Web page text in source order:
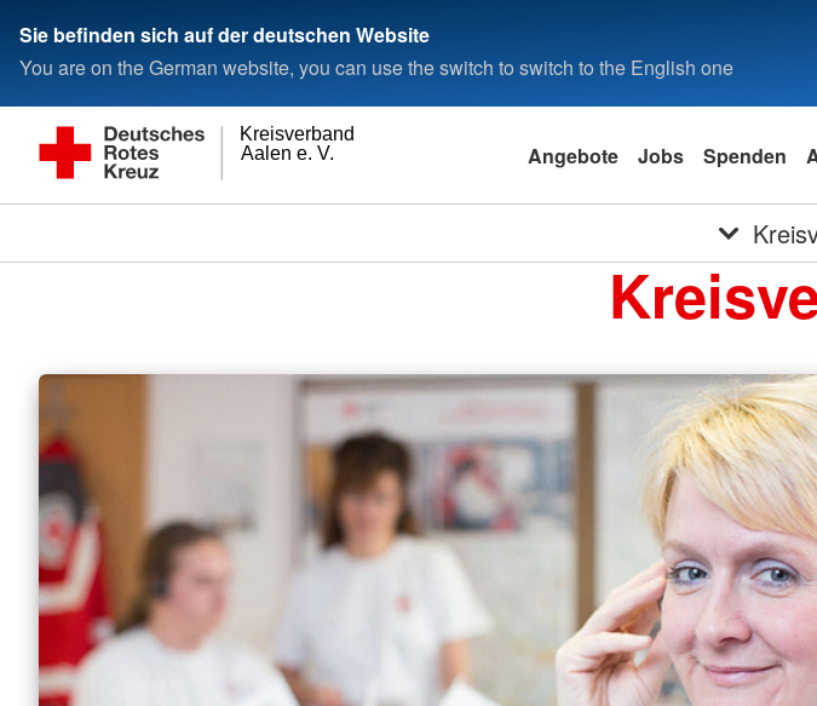
Sie befinden sich auf der deutschen Website
You are on the German website, you can use the switch to switch to the English one
Aalen e. V.
Kreisverband
Angebote Jobs Spenden